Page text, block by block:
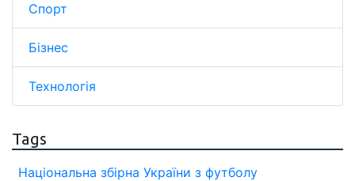
Спорт
Бізнес
Технологія
Tags
Національна збірна України з футболу